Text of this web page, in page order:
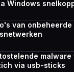
Windows
van onbeheerde
malware
via usb-sticks